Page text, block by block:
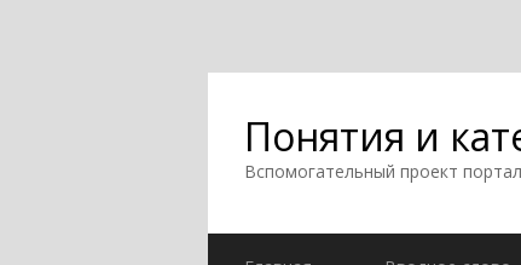
Понятия и
Вспомогательный проект